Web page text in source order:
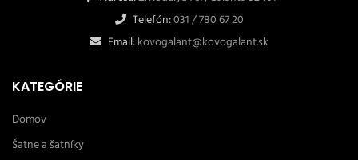
Telefón:031 / 780 67 20
Email:kovogalant@kovogalant.sk
KATEGÓRIE
Domov
Šatne a šatníky